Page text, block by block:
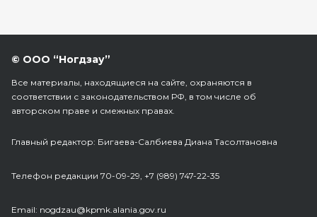
© ООО “Ногдзау”
Все материалы, находящиеся на сайте, охраняются в
соответствии с законодательством РФ, в том числе об
авторском праве и смежных правах.
Главный редактор: Бигаева-Салбиева Диана Тасолтановна
Телефон редакции 70-09-29, +7 (989) 747-22-35
Еmail: nogdzau@kpmk.alania.gov.ru